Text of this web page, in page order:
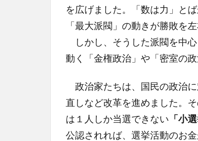
を広げました。「数は力」と
「最大派閥」の動きが勝敗を左
しかし、そうした派閥を中
動く「金権政治」や「密室の
政治家たちは、国民の政治
直しなど改革を進めました。
は１人しか当選できない 「小
公認されれば、選挙活動のお